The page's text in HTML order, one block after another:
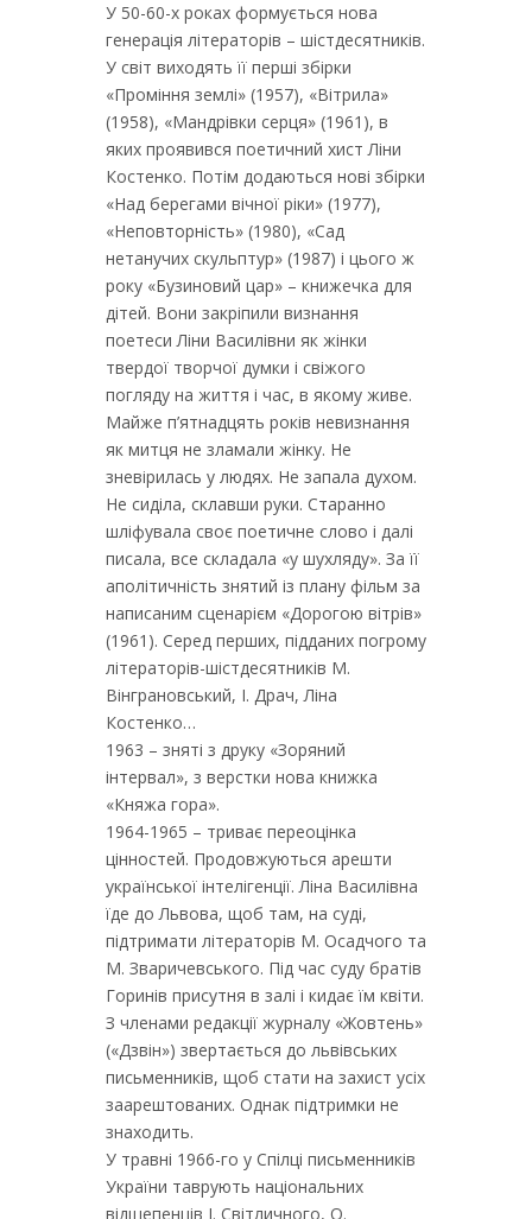
У 50-60-х роках формується нова
генерація літераторів – шістдесятників.
У світ виходять її перші збірки
«Проміння землі» (1957), «Вітрила»
(1958), «Мандрівки серця» (1961), в
яких проявився поетичний хист Ліни
Костенко. Потім додаються нові збірки
«Над берегами вічної ріки» (1977),
«Неповторність» (1980), «Сад
нетанучих скульптур» (1987) і цього ж
року «Бузиновий цар» – книжечка для
дітей. Вони закріпили визнання
поетеси Ліни Василівни як жінки
твердої творчої думки і свіжого
погляду на життя і час, в якому живе.
Майже п’ятнадцять років невизнання
як митця не зламали жінку. Не
зневірилась у людях. Не запала духом.
Не сиділа, склавши руки. Старанно
шліфувала своє поетичне слово і далі
писала, все складала «у шухляду». За її
аполітичність знятий із плану фільм за
написаним сценарієм «Дорогою вітрів»
(1961). Серед перших, підданих погрому
літераторів-шістдесятників М.
Вінграновський, І. Драч, Ліна
Костенко…
1963 – зняті з друку «Зоряний
інтервал», з верстки нова книжка
«Княжа гора».
1964-1965 – триває переоцінка
цінностей. Продовжуються арешти
української інтелігенції. Ліна Василівна
їде до Львова, щоб там, на суді,
підтримати літераторів М. Осадчого та
М. Зваричевського. Під час суду братів
Горинів присутня в залі і кидає їм квіти.
З членами редакції журналу «Жовтень»
(«Дзвін») звертається до львівських
письменників, щоб стати на захист усіх
заарештованих. Однак підтримки не
знаходить.
У травні 1966-го у Спілці письменників
України таврують національних
відщепенців І. Світличного, О.